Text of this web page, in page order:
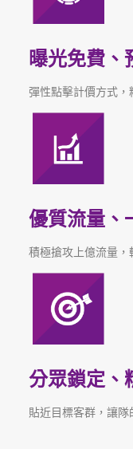
曝光免費、
彈性點擊計價方式，
優質流量、
積極搶攻上億流量，
分眾鎖定、
貼近目標客群，讓隊